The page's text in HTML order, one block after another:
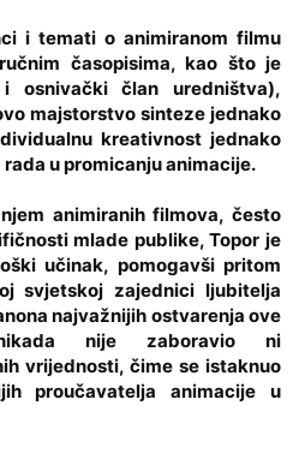
i temati o animiranom filmu
časopisima, kao što je
osnivački član uredništva),
majstorstvo sinteze jednako
kreativnost jednako
u promicanju animacije.
animiranih filmova, često
mlade publike, Topor je
učinak, pomogavši pritom
svjetskoj zajednici ljubitelja
najvažnijih ostvarenja ove
nije zaboravio ni
vrijednosti, čime se istaknuo
proučavatelja animacije u